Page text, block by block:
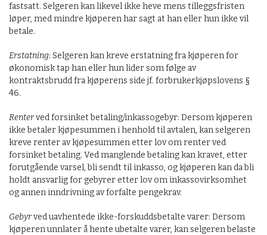
fastsatt. Selgeren kan likevel ikke heve mens tilleggsfristen
løper, med mindre kjøperen har sagt at han eller hun ikke vil
betale.
Erstatning: Selgeren kan kreve erstatning fra kjøperen for
økonomisk tap han eller hun lider som følge av
kontraktsbrudd fra kjøperens side jf. forbrukerkjøpslovens §
46.
Renterved forsinket betaling/inkassogebyr: Dersom kjøperen
ikke betaler kjøpesummen i henhold til avtalen, kan selgeren
kreve renter av kjøpesummen etter lov om renter ved
forsinket betaling. Ved manglende betaling kan kravet, etter
forutgående varsel, bli sendt til inkasso, og kjøperen kan da bli
holdt ansvarlig for gebyrer etter lov om inkassovirksomhet
og annen inndrivning av forfalte pengekrav.
Gebyrved uavhentede ikke-forskuddsbetalte varer: Dersom
kjøperen unnlater å hente ubetalte varer, kan selgeren belaste